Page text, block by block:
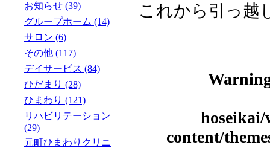
これから引っ越
content/
お知らせ (39)
グループホーム (14)
サロン (6)
その他 (117)
デイサービス (84)
ひだまり (28)
ひまわり (121)
リハビリテーション
(29)
元町ひまわりクリニ